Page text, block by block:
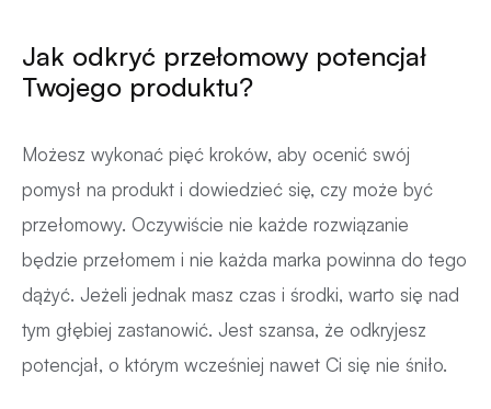
Jak odkryć przełomowy potencjał
Twojego produktu?
Możesz wykonać pięć kroków, aby ocenić swój
pomysł na produkt i dowiedzieć się, czy może być
przełomowy. Oczywiście nie każde rozwiązanie
będzie przełomem i nie każda marka powinna do tego
dążyć. Jeżeli jednak masz czas i środki, warto się nad
tym głębiej zastanowić. Jest szansa, że odkryjesz
potencjał, o którym wcześniej nawet Ci się nie śniło.